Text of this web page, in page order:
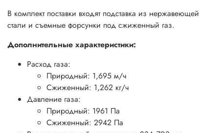
В комплект поставки входят подставка из нержавеющей
стали и съемные форсунки под сжиженный газ.
Дополнительные характеристики:
Расход газа:
Природный: 1,695 м/ч
Сжиженный: 1,262 кг/ч
Давление газа:
Природный: 1961 Па
Сжиженный: 2942 Па